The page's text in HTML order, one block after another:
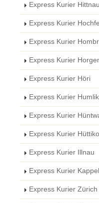
Express Kurier Hittnau
Express Kurier
Express Kurier
Express Kurier
Express Kurier Höri
Express Kurier
Express Kurier
Express Kurier
Express Kurier Illnau
Express Kurier
Express Kurier Zürich